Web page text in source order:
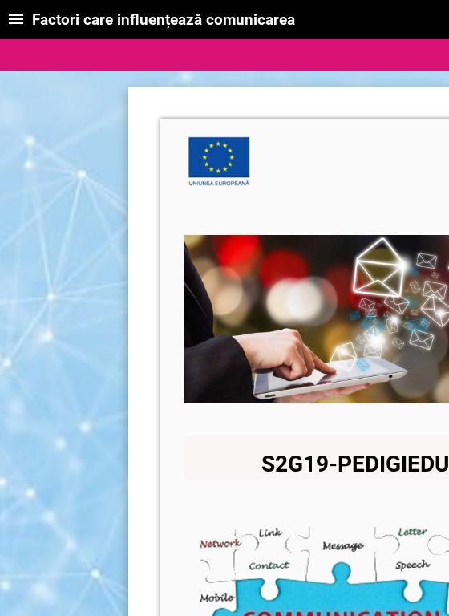
Factori care influențează comunicarea
S2G19-PEDIGIEDU